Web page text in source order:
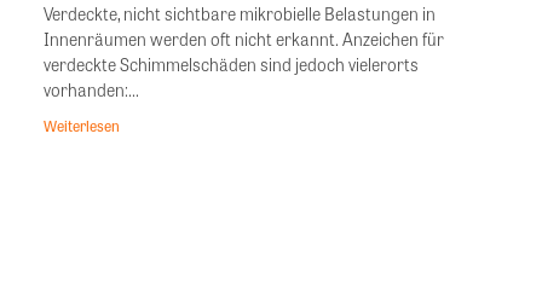
Verdeckte, nicht sichtbare mikrobielle Belastungen in
Innenräumen werden oft nicht erkannt. Anzeichen für
verdeckte Schimmelschäden sind jedoch vielerorts
vorhanden:...
Weiterlesen